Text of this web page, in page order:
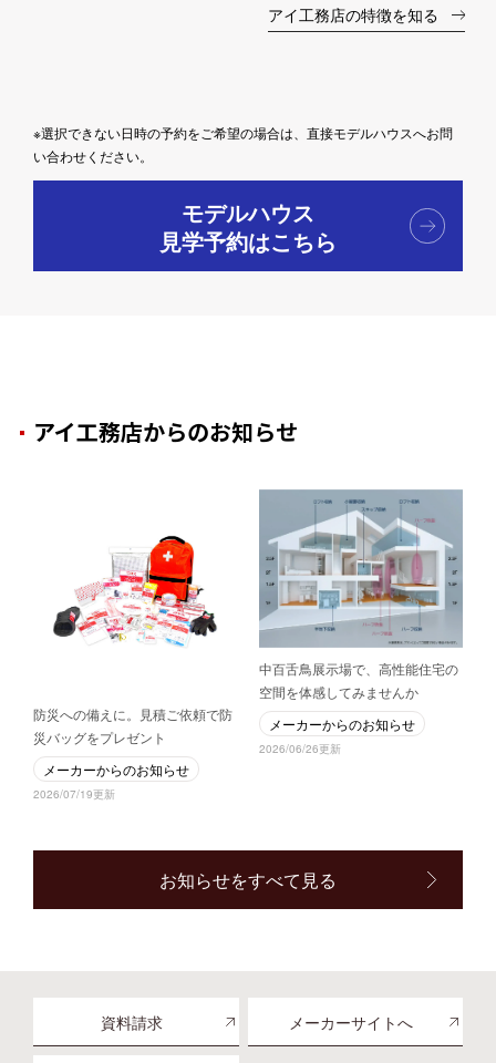
アイ工務店の特徴を知る
※選択できない日時の予約をご希望の場合は、直接モデルハウスへお問
い合わせください。
モデルハウス
見学予約はこちら
アイ工務店からのお知らせ
防災への備えに。見積ご依頼で防
災バッグをプレゼント
メーカーからのお知らせ
2026/07/19更新
中百舌鳥展示場で、高性能住宅の
空間を体感してみませんか
メーカーからのお知らせ
2026/06/26更新
お知らせをすべて見る
資料請求 メーカーサイトへ